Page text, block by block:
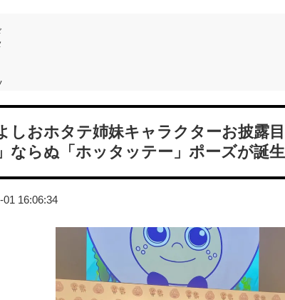
しおホタテ姉妹キャラクターお披露
ならぬ「ホッタッテー」ポーズが誕生
01 16:06:34